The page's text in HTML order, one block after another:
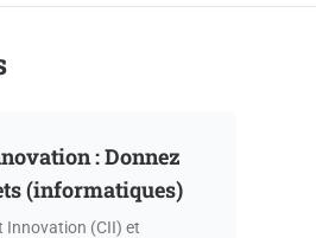
: Donnez
(informatiques)
Innovation (CII) et